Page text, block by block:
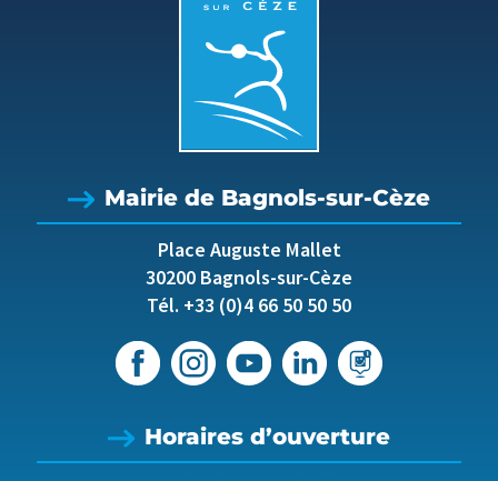
Mairie de Bagnols-sur-Cèze
Place Auguste Mallet
30200 Bagnols-sur-Cèze
Tél. +33 (0)4 66 50 50 50
Horaires d’ouverture